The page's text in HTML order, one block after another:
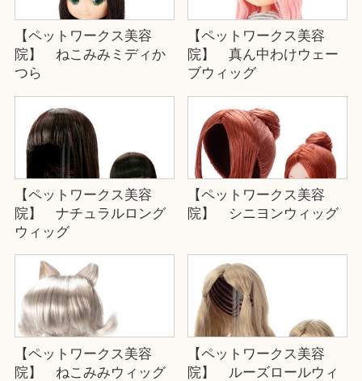
【ペットワークス美容
院】 ねこみみミディか
つら
【ペットワークス美容
院】 真ん中わけウェー
ブウィッグ
【ペットワークス美容
院】 ナチュラルロング
ウィッグ
【ペットワークス美容
院】 シニヨンウィッグ
【ペットワークス美容
院】 ねこみみウィッグ
【ペットワークス美容
院】 ルーズロールウィ